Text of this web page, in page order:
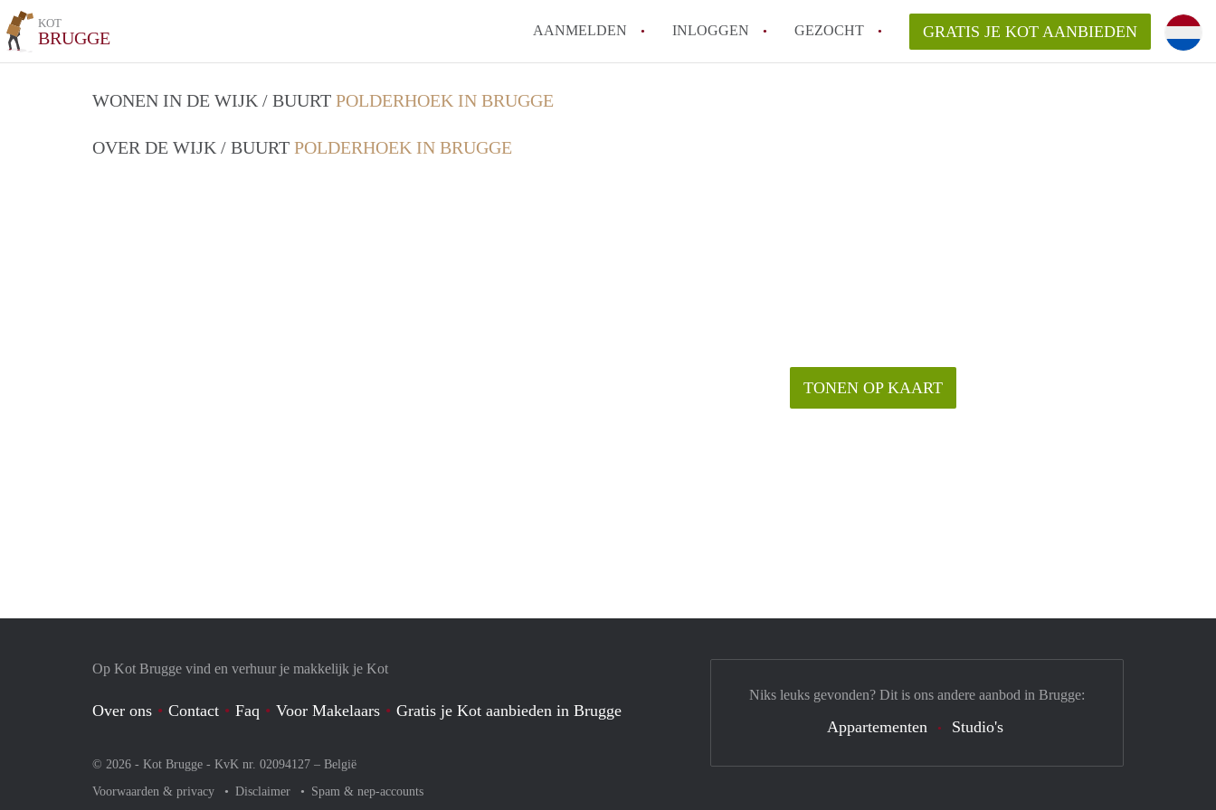
KOT
BRUGGE AANMELDEN INLOGGEN GEZOCHT GRATIS JE KOT AANBIEDEN
WONEN IN DE WIJK / BUURT POLDERHOEK IN BRUGGE
OVER DE WIJK / BUURT POLDERHOEK IN BRUGGE
TONEN OP KAART
Op Kot Brugge vind en verhuur je makkelijk je Kot
Over ons Contact Faq Voor Makelaars Gratis je Kot aanbieden in Brugge
© 2026 - Kot Brugge - KvK nr. 02094127 – België
Voorwaarden & privacy
Disclaimer Spam & nep-accounts
Niks leuks gevonden? Dit is ons andere aanbod in Brugge:
Appartementen Studio's